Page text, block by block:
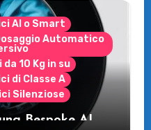
AI o Smart
Automatico
10 Kg in su
di Classe A
Silenziose
Bespoke AI